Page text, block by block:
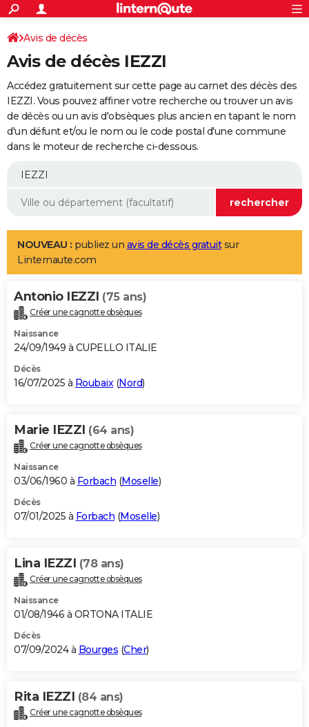
ACTUALITÉS
Politique
Société
Faits Divers
Education
Monde
Villes
+
SPORT
Coupe du monde 2026
Football
Tennis
Cyclisme
Rugby
Forum
Programme TV
TNT
Streaming
Cinéma
Sorties cinéma
Musique
+
FINANCE
Retraite
Impôts
Epargne
Immobilier
Risques naturels par ville
Banque
Assurance
Crédit
AUTO
Essais
Réserver un essai
Citadines
Berlines
SUV
Forum auto
+
Mobiles
Meilleur smartphone
Internet
Ordinateurs
Jeux vidéo
Guide high-tech
Aménagement intérieur
LIFESTYLE
Art de vivre
Bien-être
Loisirs
Mode
Modes de vie
Alimentation
Guide de la santé
Maladies
Médicaments
Sommeil
VOYAGE
Destinations
City break
Voyage nature
Voyage de noces
Forum
Climat
+PHOTO
GUIDES D'ACHAT
BONS PLANS
Carte de Noël
Carte Bonne année
Carte Saint-Valentin
Carte Pâques
Carte d'anniversaire
DICTIONNAIRE
Dictionnaire
Biographies
Citations
Expressions
Proverbes
PROGRAMME TV
S'inscrire
Se connecter
Lycées
Collèges
Primaires
Universités
Entreprises
Service militaire
Avis de recherche
AVIS DE DÉCÈS
Bricolage
Lifestyle
Culture
Sport
Auto
Television
Voyage
Cinema
Avis de décès
Avis de décès IEZZI
Accédez gratuitement sur cette page au carnet des décès des
IEZZI. Vous pouvez affiner votre recherche ou trouver un avis
de décès ou un avis d'obsèques plus ancien en tapant le nom
d'un défunt et/ou le nom ou le code postal d'une commune
dans le moteur de recherche ci-dessous.
NOUVEAU : publiez un avis de décès gratuitsur
Linternaute.com
Antonio IEZZI (75 ans)
Créer une cagnotte obsèques
Naissance
24/09/1949 à CUPELLO ITALIE
Décès
16/07/2025 à Roubaix(Nord)
Marie IEZZI (64 ans)
Créer une cagnotte obsèques
Naissance
03/06/1960 à Forbach (Moselle)
Décès
07/01/2025 à Forbach (Moselle)
Lina IEZZI (78 ans)
Créer une cagnotte obsèques
Naissance
01/08/1946 à ORTONA ITALIE
Décès
07/09/2024 à Bourges (Cher)
Rita IEZZI (84 ans)
Créer une cagnotte obsèques